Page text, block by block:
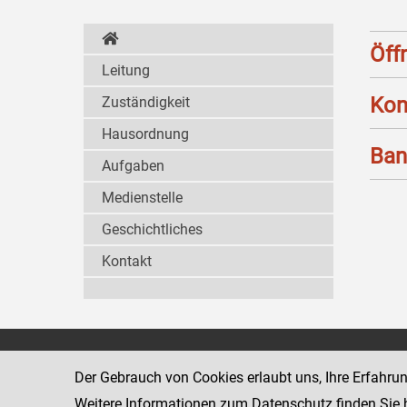
Leitung
Zuständigkeit
Hausordnung
Aufgaben
Medienstelle
Geschichtliches
Kontakt
Der Gebrauch von Cookies erlaubt uns, Ihre